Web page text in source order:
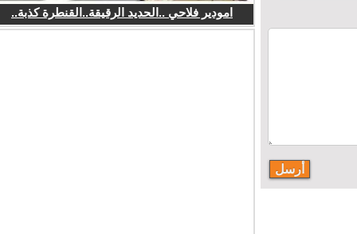
امودير فلاحي ..الحديد الرقيقة..القنطرة كذبة..